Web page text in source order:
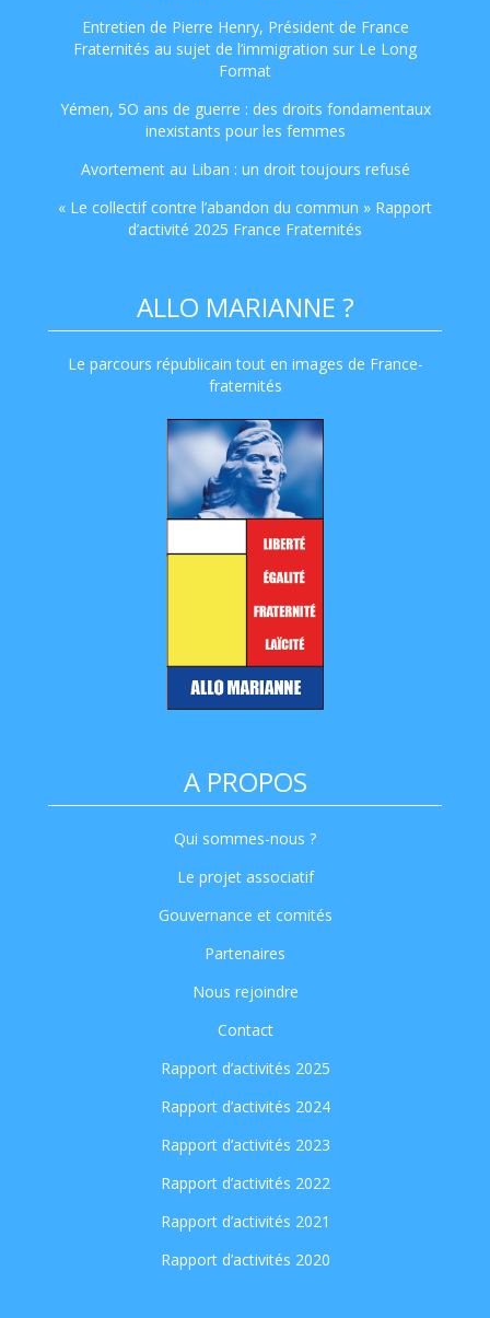
Entretien de Pierre Henry, Président de France
Fraternités au sujet de l’immigration sur Le Long
Format
Yémen, 5O ans de guerre : des droits fondamentaux
inexistants pour les femmes
Avortement au Liban : un droit toujours refusé
« Le collectif contre l’abandon du commun » Rapport
d’activité 2025 France Fraternités
ALLO MARIANNE ?
Le parcours républicain tout en images de France-
fraternités
A PROPOS
Qui sommes-nous ?
Le projet associatif
Gouvernance et comités
Partenaires
Nous rejoindre
Contact
Rapport d’activités 2025
Rapport d’activités 2024
Rapport d’activités 2023
Rapport d’activités 2022
Rapport d’activités 2021
Rapport d’activités 2020